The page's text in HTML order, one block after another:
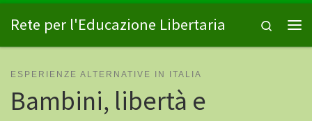
Passa al contenuto
Rete per l'Educazione Libertaria
Search
ESPERIENZE ALTERNATIVE IN ITALIA
Bambini, libertà e